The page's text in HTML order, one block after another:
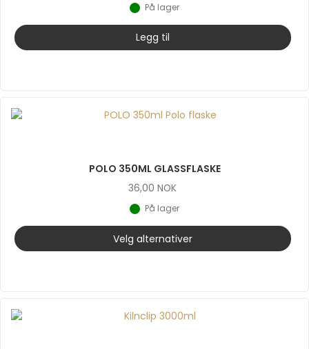
På lager
Legg til
POLO 350ML GLASSFLASKE
36,00 NOK
På lager
Velg alternativer